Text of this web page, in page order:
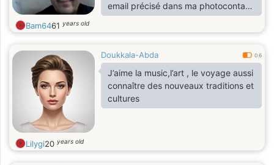
email précisé dans ma photocontact
me by email see my adress behind
my photo
Bam6461 years old
Doukkala-Abda 0.6
J’aime la music,l’art , le voyage aussi
connaître des nouveaux traditions et
cultures
Lilygi20 years old